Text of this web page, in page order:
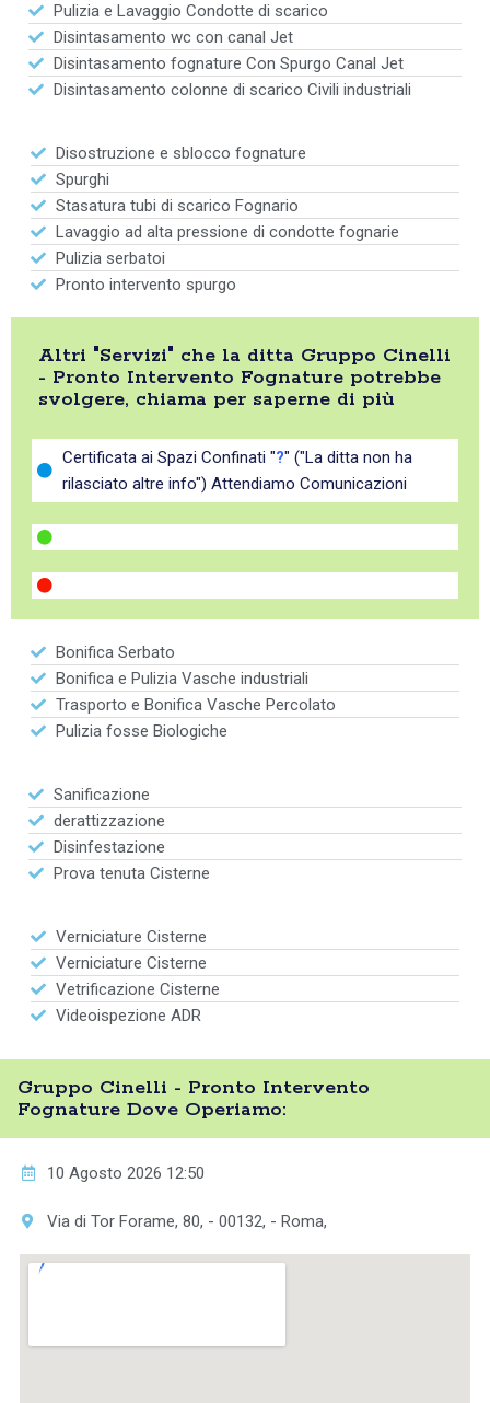
Pulizia e Lavaggio Condotte di scarico
Disintasamento wc con canal Jet
Disintasamento fognature Con Spurgo Canal Jet
Disintasamento colonne di scarico Civili industriali
Disostruzione e sblocco fognature
Spurghi
Stasatura tubi di scarico Fognario
Lavaggio ad alta pressione di condotte fognarie
Pulizia serbatoi
Pronto intervento spurgo
Altri "Servizi" che la ditta Gruppo Cinelli
- Pronto Intervento Fognature potrebbe
svolgere, chiama per saperne di più
Certificata ai Spazi Confinati "?" ("La ditta non ha
rilasciato altre info") Attendiamo Comunicazioni
Bonifica Serbato
Bonifica e Pulizia Vasche industriali
Trasporto e Bonifica Vasche Percolato
Pulizia fosse Biologiche
Sanificazione
derattizzazione
Disinfestazione
Prova tenuta Cisterne
Verniciature Cisterne
Verniciature Cisterne
Vetrificazione Cisterne
Videoispezione ADR
Gruppo Cinelli - Pronto Intervento
Fognature Dove Operiamo:
10 Agosto 2026 12:50
Via di Tor Forame, 80, - 00132, - Roma,